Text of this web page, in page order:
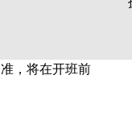
，将在开班前